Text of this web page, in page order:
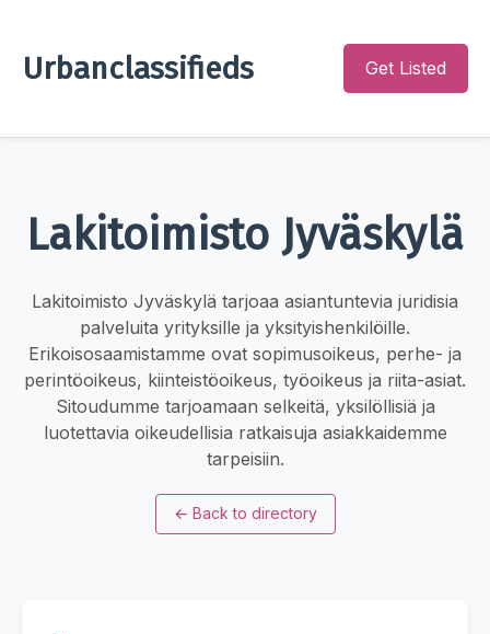
Urbanclassifieds Get Listed
Lakitoimisto Jyväskylä
Lakitoimisto Jyväskylä tarjoaa asiantuntevia juridisia
palveluita yrityksille ja yksityishenkilöille.
Erikoisosaamistamme ovat sopimusoikeus, perhe- ja
perintöoikeus, kiinteistöoikeus, työoikeus ja riita-asiat.
Sitoudumme tarjoamaan selkeitä, yksilöllisiä ja
luotettavia oikeudellisia ratkaisuja asiakkaidemme
tarpeisiin.
← Back to directory